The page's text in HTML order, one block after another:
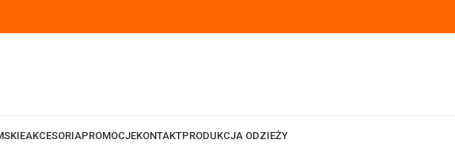
AKCESORIAPROMOCJEKONTAKTPRODUKCJA ODZIEŻY